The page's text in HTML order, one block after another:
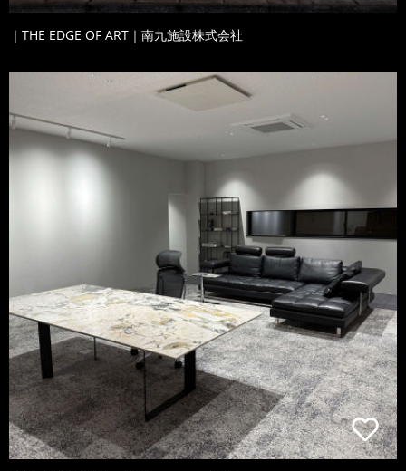
｜THE EDGE OF ART｜南九施設株式会社